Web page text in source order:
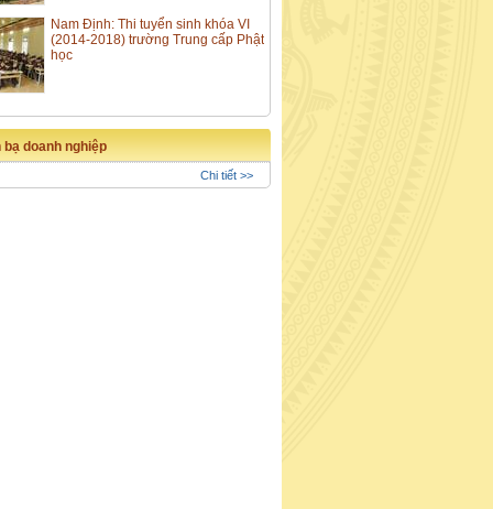
Nam Định: Thi tuyển sinh khóa VI
(2014-2018) trường Trung cấp Phật
học
bạ doanh nghiệp
Chi tiết >>